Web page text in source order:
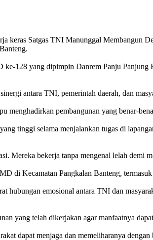
keras Satgas TNI Manunggal Membangun
ke-128 yang dipimpin Danrem Panju
antara TNI, pemerintah daerah, dan
pembangunan yang benar-
tinggi selama menjalankan tugas di
Mereka bekerja tanpa mengenal lelah demi
di Kecamatan Pangkalan Banteng,
emosional antara TNI dan
yang telah dikerjakan agar manfaatnya
dapat menjaga dan memeliharanya dengan